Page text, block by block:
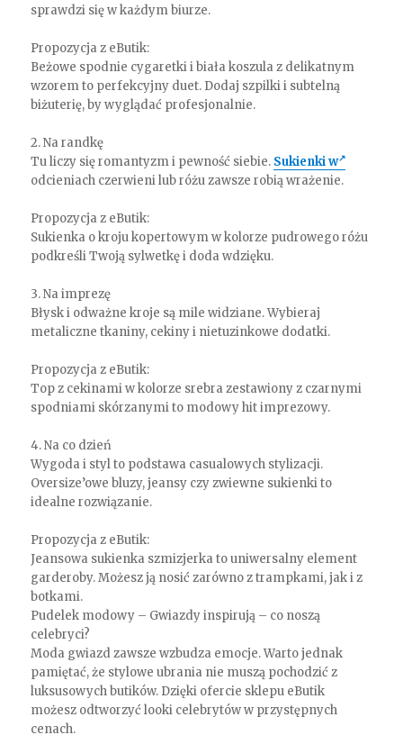
sprawdzi się w każdym biurze.
Propozycja z eButik:
Beżowe spodnie cygaretki i biała koszula z delikatnym
wzorem to perfekcyjny duet. Dodaj szpilki i subtelną
biżuterię, by wyglądać profesjonalnie.
2. Na randkę
Tu liczy się romantyzm i pewność siebie. Sukienki w
odcieniach czerwieni lub różu zawsze robią wrażenie.
Propozycja z eButik:
Sukienka o kroju kopertowym w kolorze pudrowego różu
podkreśli Twoją sylwetkę i doda wdzięku.
3. Na imprezę
Błysk i odważne kroje są mile widziane. Wybieraj
metaliczne tkaniny, cekiny i nietuzinkowe dodatki.
Propozycja z eButik:
Top z cekinami w kolorze srebra zestawiony z czarnymi
spodniami skórzanymi to modowy hit imprezowy.
4. Na co dzień
Wygoda i styl to podstawa casualowych stylizacji.
Oversize’owe bluzy, jeansy czy zwiewne sukienki to
idealne rozwiązanie.
Propozycja z eButik:
Jeansowa sukienka szmizjerka to uniwersalny element
garderoby. Możesz ją nosić zarówno z trampkami, jak i z
botkami.
Pudelek modowy – Gwiazdy inspirują – co noszą
celebryci?
Moda gwiazd zawsze wzbudza emocje. Warto jednak
pamiętać, że stylowe ubrania nie muszą pochodzić z
luksusowych butików. Dzięki ofercie sklepu eButik
możesz odtworzyć looki celebrytów w przystępnych
cenach.